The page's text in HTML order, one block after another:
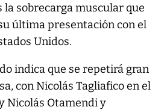
sobrecarga muscular que
última presentación con el
Unidos.
indica que se repetirá gran
con Nicolás Tagliafico en el
Nicolás Otamendi y